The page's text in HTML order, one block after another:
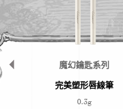
魔幻鑰匙系列
完美塑形唇線筆
0.3g